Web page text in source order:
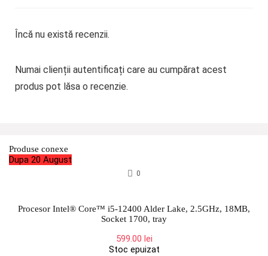
Încă nu există recenzii.
Numai clienții autentificați care au cumpărat acest
produs pot lăsa o recenzie.
Produse conexe
Dupa 20 August
0
Procesor Intel® Core™ i5-12400 Alder Lake, 2.5GHz, 18MB,
Socket 1700, tray
599.00 lei
Stoc epuizat